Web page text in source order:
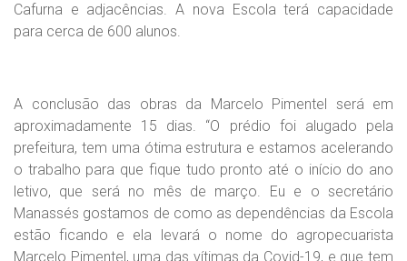
Cafurna e adjacências. A nova Escola terá capacidade
para cerca de 600 alunos.
A conclusão das obras da Marcelo Pimentel será em
aproximadamente 15 dias. “O prédio foi alugado pela
prefeitura, tem uma ótima estrutura e estamos acelerando
o trabalho para que fique tudo pronto até o início do ano
letivo, que será no mês de março. Eu e o secretário
Manassés gostamos de como as dependências da Escola
estão ficando e ela levará o nome do agropecuarista
Marcelo Pimentel, uma das vítimas da Covid-19, e que tem